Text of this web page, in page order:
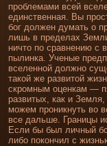
проблемами всей
единственная. Вы
бог должен думать о
лишь в преде­лах
ни­что по сравнени­ю с
пылинка. Ученые
вселенной должно
такой же развитой
скромным оценкам —
развитых, как и
можем прони­кнуть во
все дальше. Грани­цы
Если бы был личный
либо покончил с